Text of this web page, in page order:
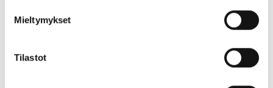
Mieltymykset
Tilastot
Kaaren Kulman leikkihuoneessa
. Leikkivälineitä on lisäksi